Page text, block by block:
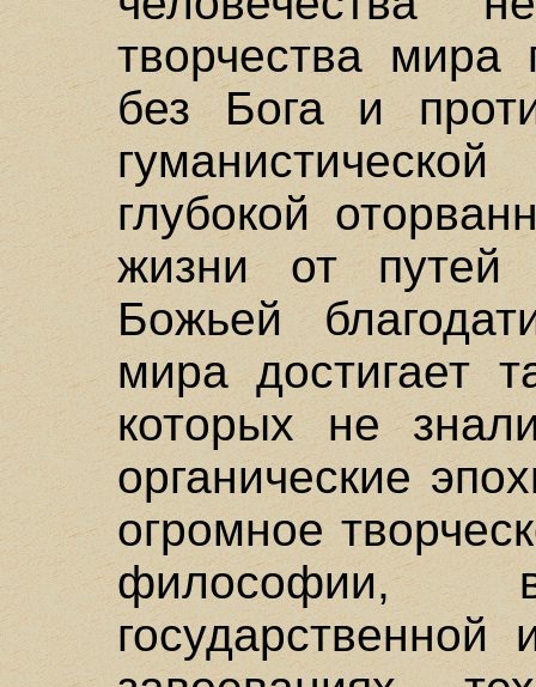
творчества мира
без Бога и
глубокой
жизни от
Божьей
мира достигает
которых не
органические
огромное
философии,